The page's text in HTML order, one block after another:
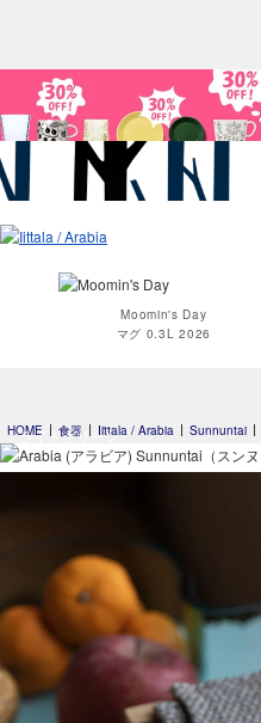
Moomin's Day
マグ 0.3L 2026
HOME 食器 Iittala / Arabia Sunnuntai
ライトグリーン